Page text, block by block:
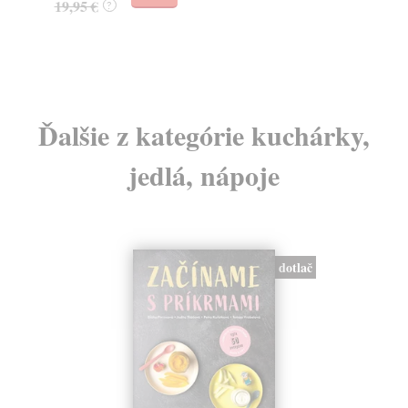
32,85 € ?
Ďalšie z kategórie kuchárky,
jedlá, nápoje
dotlač